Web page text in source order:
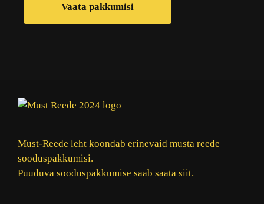
Vaata pakkumisi
Must-Reede leht koondab erinevaid musta reede
sooduspakkumisi.
Puuduva sooduspakkumise saab saata siit.